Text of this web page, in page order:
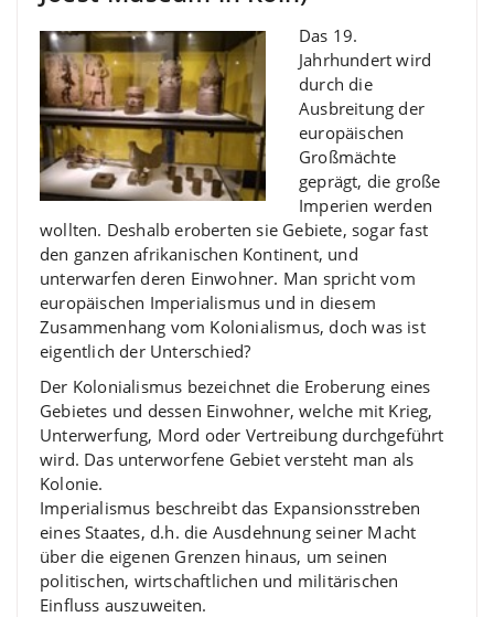
Das 19.
Jahrhundert wird
durch die
Ausbreitung der
europäischen
Großmächte
geprägt, die große
Imperien werden
wollten. Deshalb eroberten sie Gebiete, sogar fast
den ganzen afrikanischen Kontinent, und
unterwarfen deren Einwohner. Man spricht vom
europäischen Imperialismus und in diesem
Zusammenhang vom Kolonialismus, doch was ist
eigentlich der Unterschied?
Der Kolonialismus bezeichnet die Eroberung eines
Gebietes und dessen Einwohner, welche mit Krieg,
Unterwerfung, Mord oder Vertreibung durchgeführt
wird. Das unterworfene Gebiet versteht man als
Kolonie.
Imperialismus beschreibt das Expansionsstreben
eines Staates, d.h. die Ausdehnung seiner Macht
über die eigenen Grenzen hinaus, um seinen
politischen, wirtschaftlichen und militärischen
Einfluss auszuweiten.